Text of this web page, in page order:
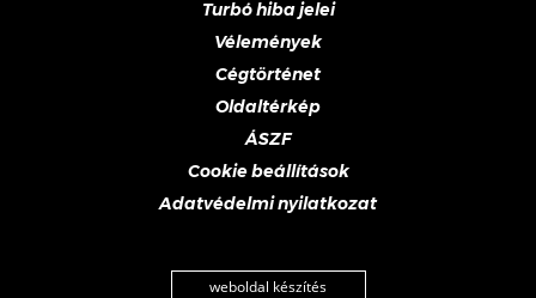
Turbó hiba jelei
Vélemények
Cégtörténet
Oldaltérkép
ÁSZF
Cookie beállítások
Adatvédelmi nyilatkozat
weboldal készítés